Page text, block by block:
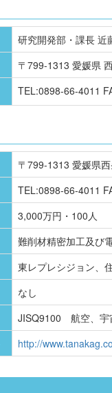
研究開発部・課長 近
〒799-1313 愛媛県
TEL:0898-66-4011
〒799-1313 愛媛県
TEL:0898-66-4011
3,000万円・100人
難削材精密加工及び
東レプレシジョン、
なし
JISQ9100 航空、宇
http://